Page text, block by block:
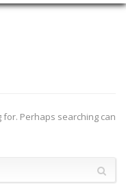
for. Perhaps searching can